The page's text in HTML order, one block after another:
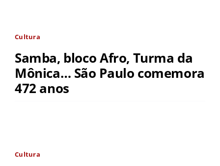
Cultura
Samba, bloco Afro, Turma da
Mônica… São Paulo comemora
472 anos
Cultura